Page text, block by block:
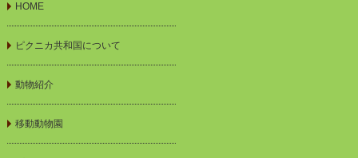
HOME
ピクニカ共和国について
動物紹介
移動動物園